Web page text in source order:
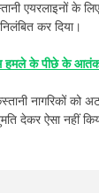
एयरलाइनों के
कर दिया।
हमले के पीछे के
नागरिकों को
देकर ऐसा नहीं